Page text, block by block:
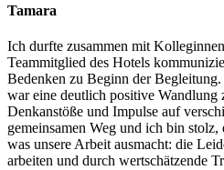
Tamara
Ich durfte zusammen mit
Teammitglied des Hotels
Bedenken zu Beginn der
war eine deutlich positive Wandlung
Denkanstöße und Impulse auf
gemeinsamen Weg und ich bin
was unsere Arbeit ausmacht: die
arbeiten und durch wertschätzende